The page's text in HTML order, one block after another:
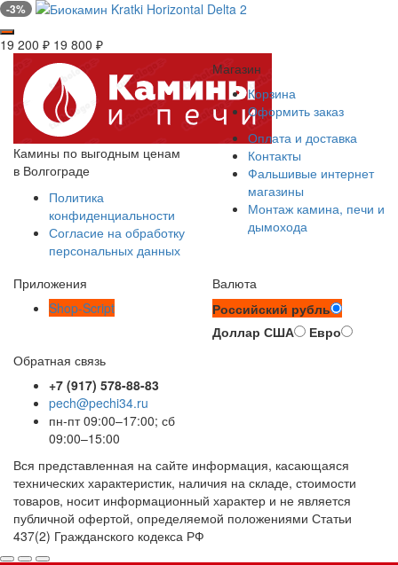
-3%
19 200 ₽ 19 800 ₽
Камины по выгодным ценам
в Волгограде
Политика
конфиденциальности
Согласие на обработку
персональных данных
Магазин
Корзина
Оформить заказ
Оплата и доставка
Контакты
Фальшивые интернет
магазины
Монтаж камина, печи и
дымохода
Приложения
Shop-Script
Валюта
Российский рубль
Доллар США
Евро
Обратная связь
+7 (917) 578-88-83
pech@pechi34.ru
пн-пт 09:00–17:00; сб
09:00–15:00
Вся представленная на сайте информация, касающаяся
технических характеристик, наличия на складе, стоимости
товаров, носит информационный характер и не является
публичной офертой, определяемой положениями Статьи
437(2) Гражданского кодекса РФ